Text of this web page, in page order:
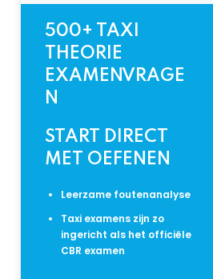
500+ TAXI
THEORIE
EXAMENVRAGE
N
START DIRECT
MET OEFENEN
Leerzame foutenanalyse
Taxi examens zijn zo
ingericht als het officiële
CBR examen